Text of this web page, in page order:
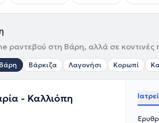
ραντεβού στη Βάρη, αλλά σε κοντινές
Βάρη Βάρκιζα Λαγονήσι Κορωπί
- Καλλιόπη